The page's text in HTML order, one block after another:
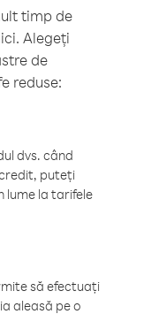
timp de
Alegeți
de
reduse:
dvs. când
puteți
lume la tarifele
să efectuați
aleasă pe o